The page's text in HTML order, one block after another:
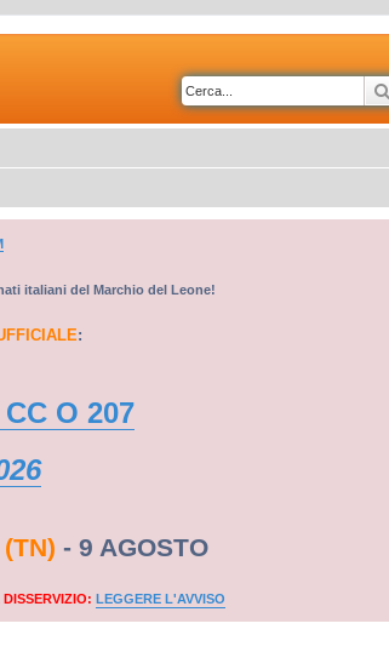
italiani del Marchio del Leone!
:
O 207
- 9 AGOSTO
LEGGERE L'AVVISO